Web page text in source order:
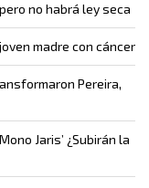
no habrá ley seca
madre con cáncer
Pereira,
Jaris’ ¿Subirán la